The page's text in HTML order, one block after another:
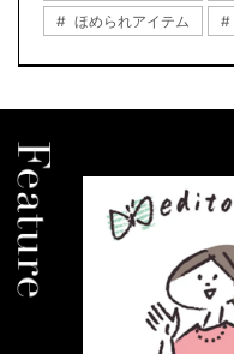
ほめられアイテム